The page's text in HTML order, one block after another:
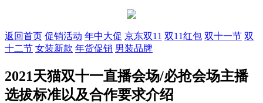
返回首页 促销活动 年中大促 京东双11 双11红包 双十一节 双
十二节 女装新款 年货促销 男装品牌
2021天猫双十一直播会场/必抢会场主播
选拔标准以及合作要求介绍